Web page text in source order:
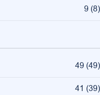
9 (8)
49 (49)
41 (39)